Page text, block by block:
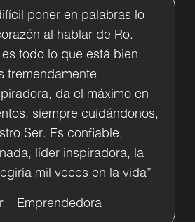
poner en palabras lo
al hablar de Ro.
todo lo que está bien.
tremendamente
da el máximo en
siempre cuidándonos,
Ser. Es confiable,
líder inspiradora, la
mil veces en la vida”
– Emprendedora